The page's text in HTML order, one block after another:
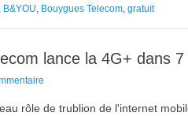
, B&YOU, Bouygues Telecom, gratuit
lance la 4G+ dans
rôle de trublion de l'internet